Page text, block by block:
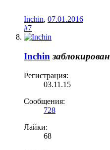
Inchin, 07.01.2016
#7
Inchin заблокирован
Регистрация:
03.11.15
Сообщения:
728
Лайки:
68